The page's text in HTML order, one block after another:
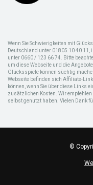
Wenn Sie Schwierigkeiten mit
Deutschland unter 01805 10 40 11,
unter 0660 / 123 66 74. Bitte
um diese Webseite und die
Glücksspiele können süchtig
Webseite befinden sich Affiliate-
können, wenn Sie über diese Links
zusätzlichen Kosten. Wir
selbst genutzt haben. Vielen Dank
©